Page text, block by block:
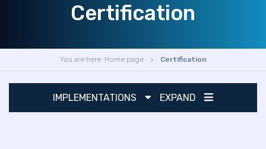
Certification
You are here: Home page Certification
IMPLEMENTATIONS EXPAND